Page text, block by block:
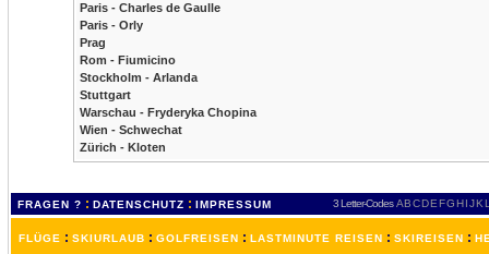
Paris - Charles de Gaulle
Paris - Orly
Prag
Rom - Fiumicino
Stockholm - Arlanda
Stuttgart
Warschau - Fryderyka Chopina
Wien - Schwechat
Zürich - Kloten
FRAGEN ? : DATENSCHUTZ : IMPRESSUM 3 Letter-Codes ABCDEFGH IJKL
FLÜGE : SKIURLAUB : GOLFREISEN : LASTMINUTE REISEN : SKIREISEN :